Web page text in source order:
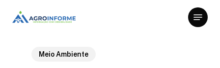
Menu
Meio Ambiente